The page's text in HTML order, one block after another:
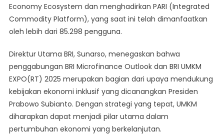
Economy Ecosystem dan menghadirkan PARI (Integrated
Commodity Platform), yang saat ini telah dimanfaatkan
oleh lebih dari 85.298 pengguna.
Direktur Utama BRI, Sunarso, menegaskan bahwa
penggabungan BRI Microfinance Outlook dan BRI UMKM
EXPO(RT) 2025 merupakan bagian dari upaya mendukung
kebijakan ekonomi inklusif yang dicanangkan Presiden
Prabowo Subianto. Dengan strategi yang tepat, UMKM
diharapkan dapat menjadi pilar utama dalam
pertumbuhan ekonomi yang berkelanjutan.